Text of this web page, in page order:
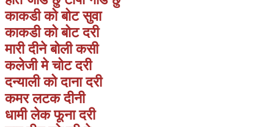
काकडी को बोट सुवा
काकडी को बोट दरी
मारी दीने बोली कसी
कलेजी मे चोट दरी
दन्याली को दाना दरी
कमर लटक दीनी
धामी लेक फूना दरी